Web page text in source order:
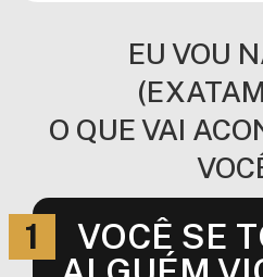
EU VOU
O QUE VAI
1
VOCÊ SE